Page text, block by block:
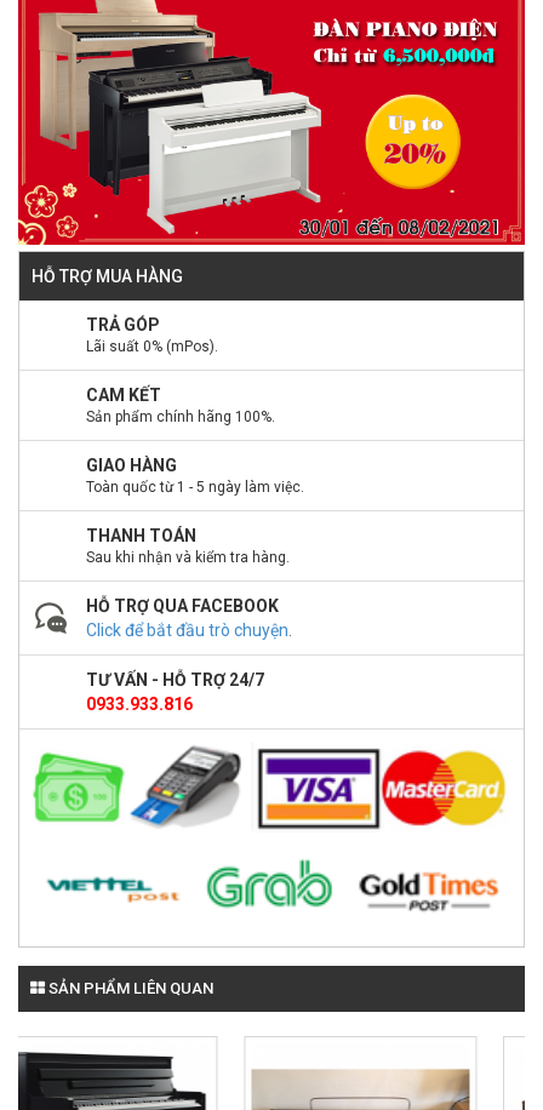
HỖ TRỢ MUA HÀNG
TRẢ GÓP
Lãi suất 0% (mPos).
CAM KẾT
Sản phẩm chính hãng 100%.
GIAO HÀNG
Toàn quốc từ 1 - 5 ngày làm việc.
THANH TOÁN
Sau khi nhận và kiểm tra hàng.
HỖ TRỢ QUA FACEBOOK
Click để bắt đầu trò chuyện.
TƯ VẤN - HỖ TRỢ 24/7
0933.933.816
SẢN PHẨM LIÊN QUAN